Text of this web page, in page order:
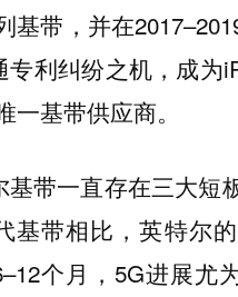
基带，并在
专利纠纷之机，成为
一基带供应商。
基带一直存在三大短
基带相比，英特尔
个月，5G进展尤